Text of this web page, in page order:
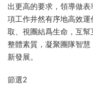
出更高的要求，領導做
項工作井然有序地高效
取、視團結爲生命，互
整體素質，凝聚團隊智慧
新發展。
節選2